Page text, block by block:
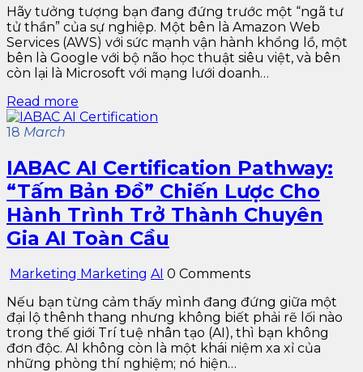
Hãy tưởng tượng bạn đang đứng trước một “ngã tư
tử thần” của sự nghiệp. Một bên là Amazon Web
Services (AWS) với sức mạnh vận hành khổng lồ, một
bên là Google với bộ não học thuật siêu việt, và bên
còn lại là Microsoft với mạng lưới doanh…
Read more
18 March
IABAC AI Certification Pathway:
“Tấm Bản Đồ” Chiến Lược Cho
Hành Trình Trở Thành Chuyên
Gia AI Toàn Cầu
Marketing Marketing AI 0 Comments
Nếu bạn từng cảm thấy mình đang đứng giữa một
đại lộ thênh thang nhưng không biết phải rẽ lối nào
trong thế giới Trí tuệ nhân tạo (AI), thì bạn không
đơn độc. AI không còn là một khái niệm xa xỉ của
những phòng thí nghiệm; nó hiện…